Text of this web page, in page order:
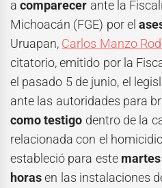
acomparecer ante la
Michoacán (FGE) por el
Uruapan, Carlos Manzo
citatorio, emitido por la
el pasado 5 de junio, el
ante las autoridades para
como testigo dentro de la
relacionada con el
estableció para estemartes
horasen las instalaciones